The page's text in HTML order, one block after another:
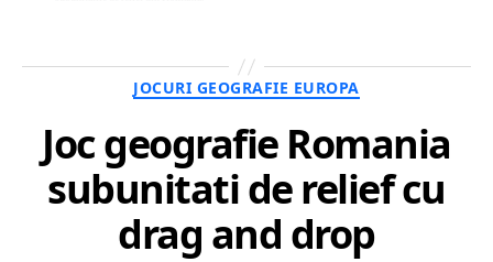
Categorii
JOCURI GEOGRAFIE EUROPA
Joc geografie Romania
subunitati de relief cu
drag and drop